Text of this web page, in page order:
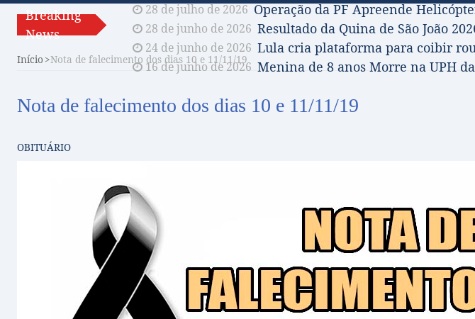
Breaking
News
28 de julho de 2026 Operação da PF Apreende
28 de junho de 2026 Resultado da Quina de São João
24 de junho de 2026 Lula cria plataforma para coibir
16 de junho de 2026 Menina de 8 anos Morre na UPH
Início Nota de falecimento dos dias 10 e 11/11/19
Nota de falecimento dos dias 10 e 11/11/19
OBITUÁRIO